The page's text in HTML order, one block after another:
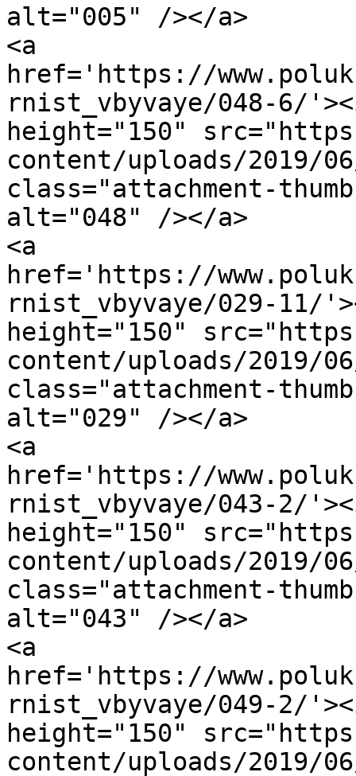
alt="005" /></a>
<a
href='https://
rnist_vbyvaye/048-6/
height="150"
content/uploads/2019/
class="attachment-
alt="048" /></a>
<a
href='https://
rnist_vbyvaye/029-11/
height="150"
content/uploads/2019/
class="attachment-
alt="029" /></a>
<a
href='https://
rnist_vbyvaye/043-2/
height="150"
content/uploads/2019/
class="attachment-
alt="043" /></a>
<a
href='https://
rnist_vbyvaye/049-2/
height="150"
content/uploads/2019/